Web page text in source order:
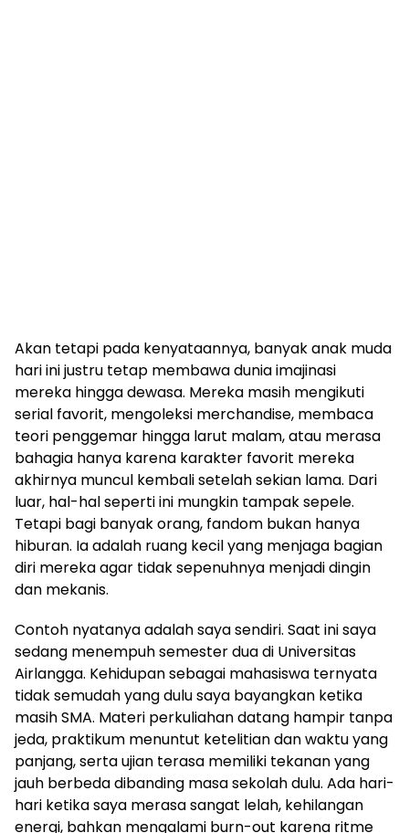
Akan tetapi pada kenyataannya, banyak anak muda
hari ini justru tetap membawa dunia imajinasi
mereka hingga dewasa. Mereka masih mengikuti
serial favorit, mengoleksi merchandise, membaca
teori penggemar hingga larut malam, atau merasa
bahagia hanya karena karakter favorit mereka
akhirnya muncul kembali setelah sekian lama. Dari
luar, hal-hal seperti ini mungkin tampak sepele.
Tetapi bagi banyak orang, fandom bukan hanya
hiburan. Ia adalah ruang kecil yang menjaga bagian
diri mereka agar tidak sepenuhnya menjadi dingin
dan mekanis.
Contoh nyatanya adalah saya sendiri. Saat ini saya
sedang menempuh semester dua di Universitas
Airlangga. Kehidupan sebagai mahasiswa ternyata
tidak semudah yang dulu saya bayangkan ketika
masih SMA. Materi perkuliahan datang hampir tanpa
jeda, praktikum menuntut ketelitian dan waktu yang
panjang, serta ujian terasa memiliki tekanan yang
jauh berbeda dibanding masa sekolah dulu. Ada hari-
hari ketika saya merasa sangat lelah, kehilangan
energi, bahkan mengalami burn-out karena ritme